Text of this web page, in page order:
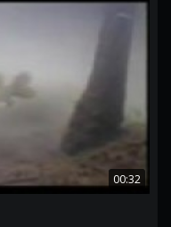
00:32